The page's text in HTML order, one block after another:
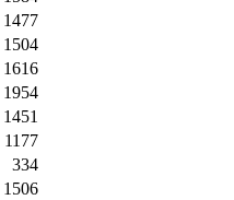
1477
1504
1616
1954
1451
1177
334
1506